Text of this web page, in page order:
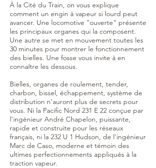
À la Cité du Train, on vous explique
comment un engin à vapeur si lourd peut
avancer. Une locomotive "ouverte" présente
les principaux organes qui la composent.
Une autre se met en mouvement toutes les
30 minutes pour montrer le fonctionnement
des bielles. Une fosse vous invite à en
connaître les dessous.
Bielles, organes de roulement, tender,
charbon, bissel, échappement, système de
distribution n'auront plus de secrets pour
vous. Ni la Pacific Nord 231 E 22 conçue par
l'ingénieur André Chapelon, puissante,
rapide et construite pour les réseaux
français, ni la 232 U 1 Hudson, de l'ingénieur
Marc de Caso, moderne et témoin des
ultimes perfectionnements appliqués à la
traction vapeur.